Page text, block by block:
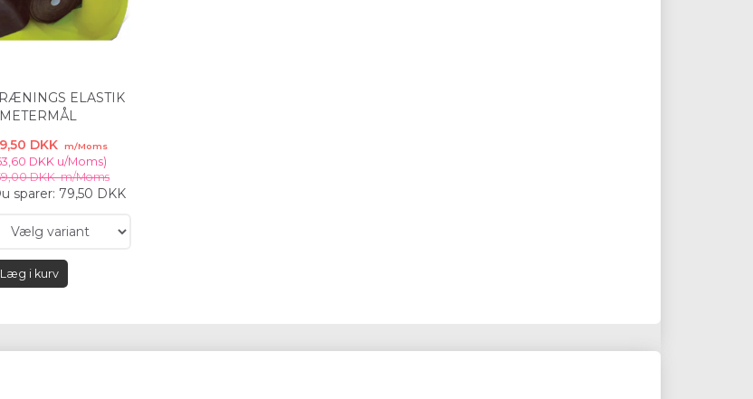
ELASTIK
DKK
m/Moms
DKK u/Moms)
DKKm/Moms
sparer: 79,50 DKK
Læg i kurv